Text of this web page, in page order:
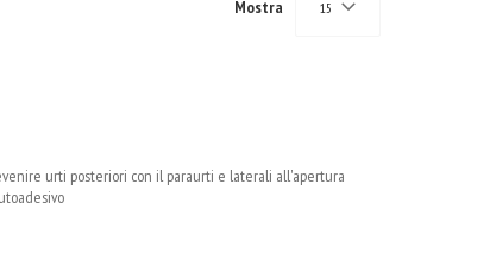
Mostra 15
urti posteriori con il paraurti e laterali all'apertura